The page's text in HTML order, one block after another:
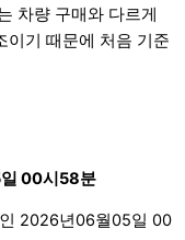
차량 구매와 다르게
이기 때문에 처음 기준
00시58분
2026년06월05일 00